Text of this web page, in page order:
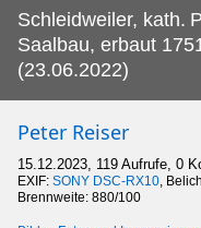
Schleidweiler, kath.
Saalbau, erbaut
(23.06.2022)
Peter Reiser
15.12.2023, 119 Aufrufe, 0
EXIF: SONY DSC-RX10,
Brennweite: 880/100